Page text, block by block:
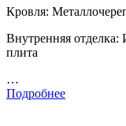
Кровля:
Внутренняя отделка:
плита
…
Подробнее